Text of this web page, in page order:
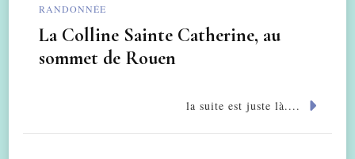
RANDONNÉE
La Colline Sainte Catherine, au
sommet de Rouen
la suite est juste là....